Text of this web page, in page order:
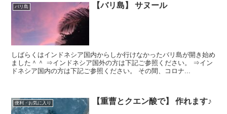
バリ島 【バリ島】 サヌール
しばらくはインドネシア国内からしか行けなかったバリ島が開き始め
ました＾＾ ⇒インドネシア国外の方は下記ご参照ください。 ⇒イン
ドネシア国内の方は下記ご参照ください。 その間、コロナ...
便利・お気に入り 【重曹とクエン酸で】 作れます♪